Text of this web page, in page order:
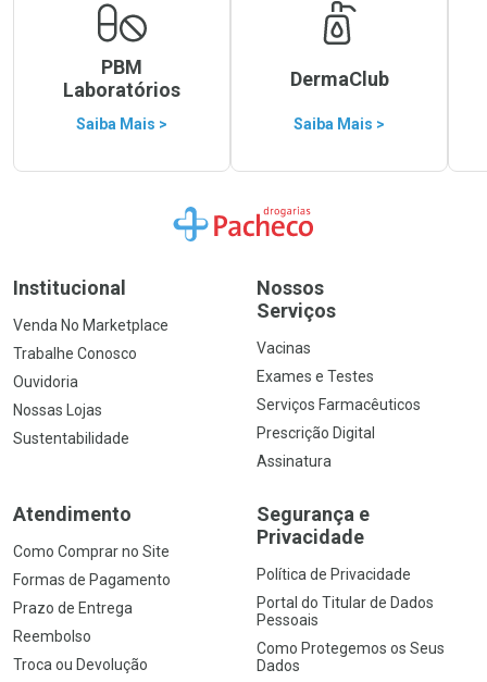
PBM
Laboratórios
Saiba Mais >
DermaClub
Saiba Mais >
Ir para a Home
Institucional
Venda No Marketplace
Trabalhe Conosco
Ouvidoria
Nossas Lojas
Sustentabilidade
Nossos
Serviços
Vacinas
Exames e Testes
Serviços Farmacêuticos
Prescrição Digital
Assinatura
Atendimento
Como Comprar no Site
Formas de Pagamento
Prazo de Entrega
Reembolso
Troca ou Devolução
Segurança e
Privacidade
Política de Privacidade
Portal do Titular de Dados
Pessoais
Como Protegemos os Seus
Dados